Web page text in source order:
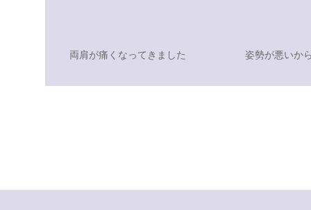
両肩が痛くなってきました 姿勢が悪いか